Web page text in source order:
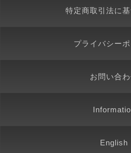
特定商取引法に
プライバシー
お問い合
English